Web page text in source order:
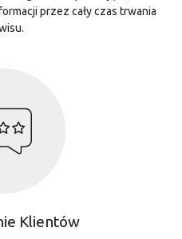
przez cały czas trwania
Klientów